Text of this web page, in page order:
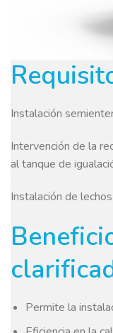
Instalación
Intervención de la
al tanque de
Instalación de
Permite la